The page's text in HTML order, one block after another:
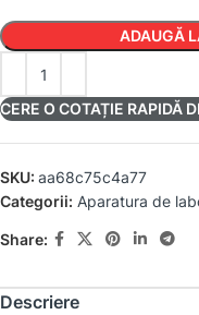
ADAUGĂ
CERE O COTAȚIE RAPIDĂ
SKU: aa68c75c4a77
Categorii: Aparatura de
Share:
Descriere